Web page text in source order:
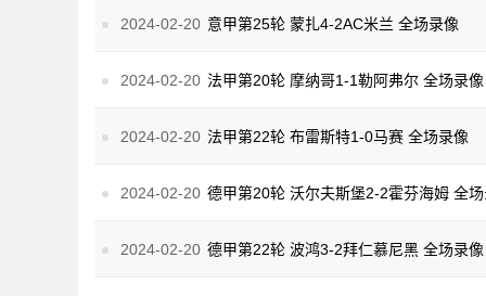
2024-02-20 意甲第25轮 蒙扎4-2AC米兰 全场录像
2024-02-20 法甲第20轮 摩纳哥1-1勒阿弗尔 全场录像
2024-02-20 法甲第22轮 布雷斯特1-0马赛 全场录像
2024-02-20 德甲第20轮 沃尔夫斯堡2-2霍芬海姆 全场
2024-02-20 德甲第22轮 波鸿3-2拜仁慕尼黑 全场录像